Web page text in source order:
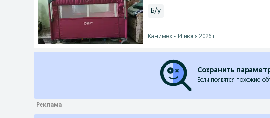
Б/у
Канимех - 14 июля 2026 г.
Сохранить
Если появятся похожие